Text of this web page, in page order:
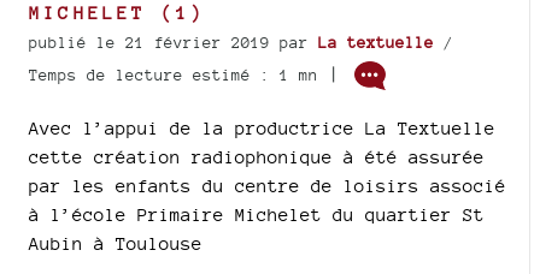
MICHELET (1)
publié le 21 février 2019 par La textuelle /
Temps de lecture estimé : 1 mn
|
Avec l’appui de la productrice La Textuelle
cette création radiophonique à été assurée
par les enfants du centre de loisirs associé
à l’école Primaire Michelet du quartier St
Aubin à Toulouse